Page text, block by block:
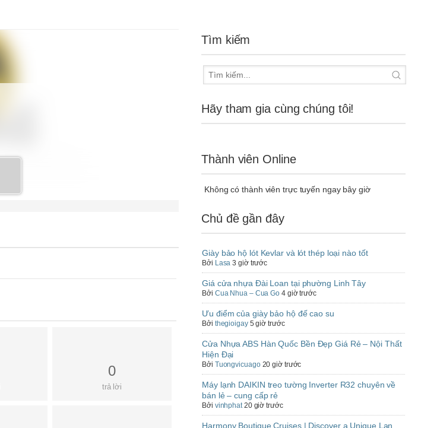
0
trả lời
Tìm kiếm
Hãy tham gia cùng chúng tôi!
Thành viên Online
Không có thành viên trực tuyến ngay bây giờ
Chủ đề gần đây
Giày bảo hộ lót Kevlar và lót thép loại nào tốt
Bởi Lasa 3 giờ trước
Giá cửa nhựa Đài Loan tại phường Linh Tây
Bởi Cua Nhua – Cua Go 4 giờ trước
Ưu điểm của giày bảo hộ đế cao su
Bởi thegioigay 5 giờ trước
Cửa Nhựa ABS Hàn Quốc Bền Đẹp Giá Rẻ – Nội Thất
Hiện Đại
Bởi Tuongvicuago 20 giờ trước
Máy lạnh DAIKIN treo tường Inverter R32 chuyên về
bán lẻ – cung cấp rẻ
Bởi vinhphat 20 giờ trước
Harmony Boutique Cruises | Discover a Unique Lan